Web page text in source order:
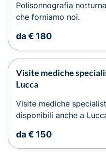
Polisonnografia
che forniamo noi.
da € 180
Visite mediche
Lucca
Visite mediche
disponibili anche a
da € 150